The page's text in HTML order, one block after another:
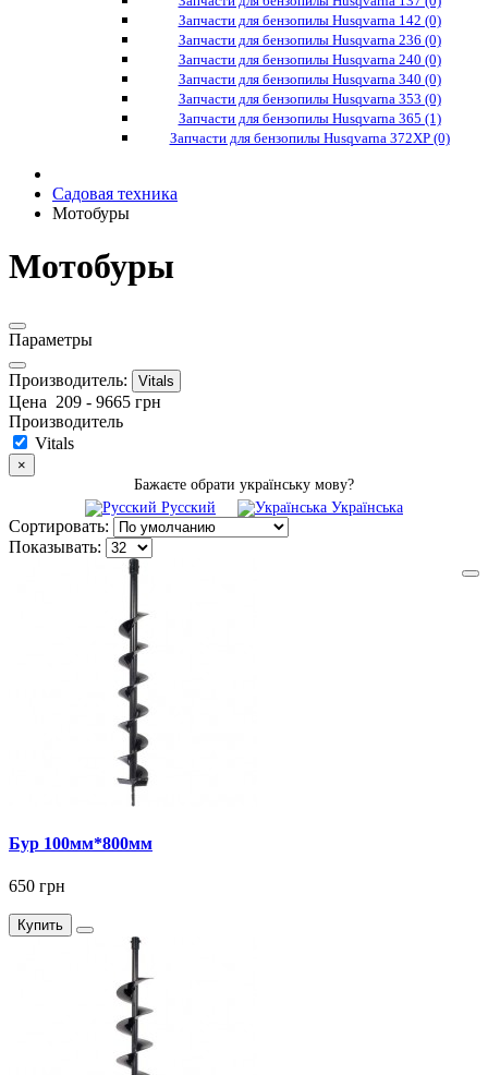
Запчасти для бензопилы Husqvarna 142 (0)
Запчасти для бензопилы Husqvarna 236 (0)
Запчасти для бензопилы Husqvarna 240 (0)
Запчасти для бензопилы Husqvarna 340 (0)
Запчасти для бензопилы Husqvarna 353 (0)
Запчасти для бензопилы Husqvarna 365 (1)
Запчасти для бензопилы Husqvarna 372XP (0)
Садовая техника
Мотобуры
Мотобуры
Параметры
Производитель: Vitals
Цена 209 - 9665 грн
Производитель
Vitals
×
Бажаєте обрати українську мову?
Русский
Українська
Сортировать:
Показывать:
Бур 100мм*800мм
650 грн
Купить